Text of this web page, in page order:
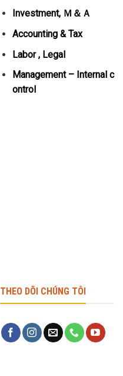
Investment, Ｍ＆Ａ
Accounting & Tax
Labor , Legal
Management – Internal c
ontrol
THEO DÕI CHÚNG TÔI